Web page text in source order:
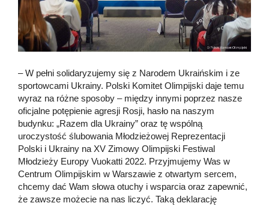
– W pełni solidaryzujemy się z Narodem Ukraińskim i ze
sportowcami Ukrainy. Polski Komitet Olimpijski daje temu
wyraz na różne sposoby – między innymi poprzez nasze
oficjalne potępienie agresji Rosji, hasło na naszym
budynku: „Razem dla Ukrainy” oraz tę wspólną
uroczystość ślubowania Młodzieżowej Reprezentacji
Polski i Ukrainy na XV Zimowy Olimpijski Festiwal
Młodzieży Europy Vuokatti 2022. Przyjmujemy Was w
Centrum Olimpijskim w Warszawie z otwartym sercem,
chcemy dać Wam słowa otuchy i wsparcia oraz zapewnić,
że zawsze możecie na nas liczyć. Taką deklarację